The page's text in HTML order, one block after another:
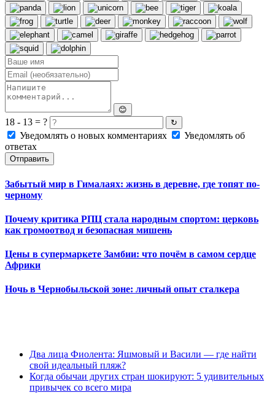
😊
18 - 13 = ? ↻
Уведомлять о новых комментариях
Уведомлять об
ответах
Отправить
Забытый мир в Гималаях: жизнь в деревне, где топят по-
черному
Почему критика РПЦ стала народным спортом: церковь
как громоотвод и безопасная мишень
Цены в супермаркете Замбии: что почём в самом сердце
Африки
Ночь в Чернобыльской зоне: личный опыт сталкера
Два лица Фиолента: Яшмовый и Васили — где найти
свой идеальный пляж?
Когда обычаи других стран шокируют: 5 удивительных
привычек со всего мира